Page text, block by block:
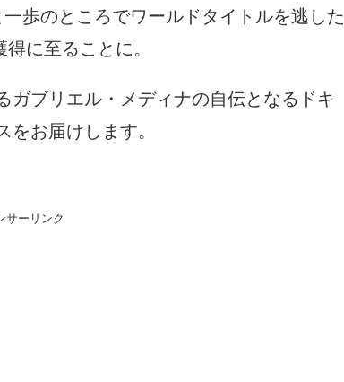
歩のところでワールドタイトルを逃した
に至ることに。
ガブリエル・メディナの自伝となるドキ
お届けします。
サーリンク